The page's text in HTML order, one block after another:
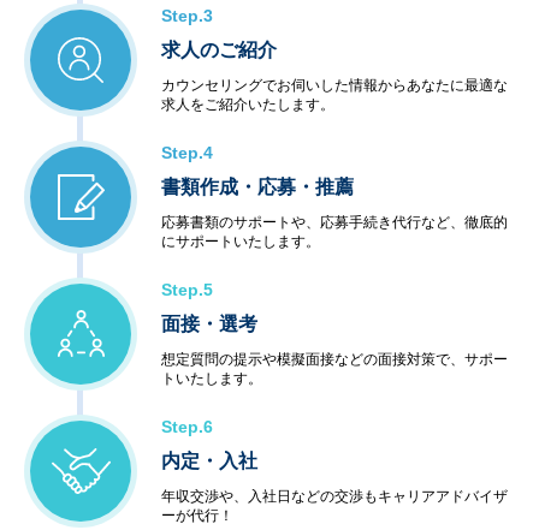
Step.3
求人のご紹介
カウンセリングでお伺いした情報からあなたに最適な
求人をご紹介いたします。
Step.4
書類作成・応募・推薦
応募書類のサポートや、応募手続き代行など、徹底的
にサポートいたします。
Step.5
面接・選考
想定質問の提示や模擬面接などの面接対策で、サポー
トいたします。
Step.6
内定・入社
年収交渉や、入社日などの交渉もキャリアアドバイザ
ーが代行！